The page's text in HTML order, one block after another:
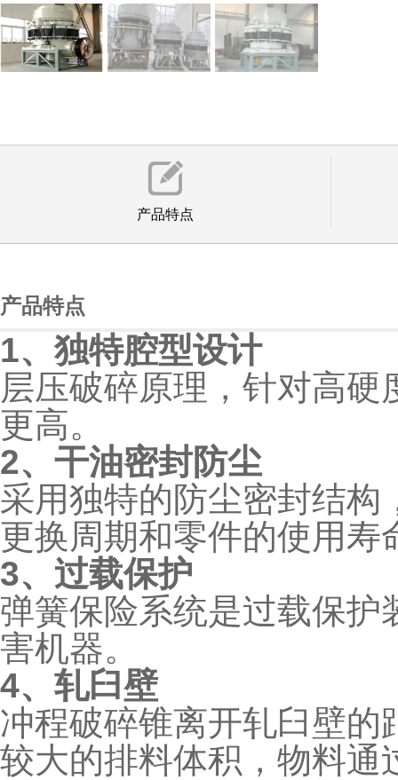
产品特点
产品特点
1、独特腔型设计
层压破碎原理，针对高
更高。
2、干油密封防尘
采用独特的防尘密封结构
更换周期和零件的使用寿
3、过载保护
弹簧保险系统是过载保护
害机器。
4、轧臼壁
冲程破碎锥离开轧臼壁的
较大的排料体积，物料通